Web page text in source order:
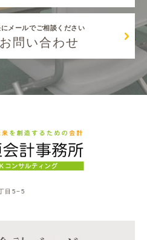
にメールでご相談ください
問い合わせ
目5−5